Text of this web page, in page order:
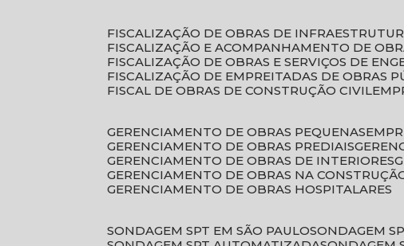
FISCALIZAÇÃO DE OBRAS DE
FISCALIZAÇÃO E ACOMPANHAMENTO DE
FISCALIZAÇÃO DE OBRAS E SERVIÇOS DE
FISCALIZAÇÃO DE EMPREITADAS DE OBRAS
FISCAL DE OBRAS DE CONSTRUÇÃO CIVIL
GERENCIAMENTO DE OBRAS PEQUENAS
GERENCIAMENTO DE OBRAS PREDIAIS
GERENCIAMENTO DE OBRAS DE INTERIORES
GERENCIAMENTO DE OBRAS NA
GERENCIAMENTO DE OBRAS HOSPITALARES
SONDAGEM SPT EM SÃO PAULO SONDAGEM